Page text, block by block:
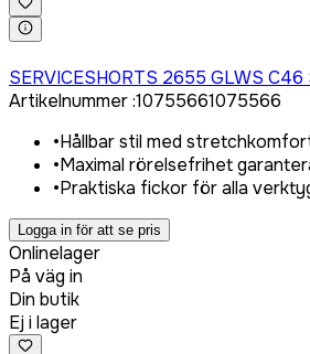
SERVICESHORTS 2655 GLWS C46
Artikelnummer:10755661075566
•Hållbar stil med
•Maximal rörelsefrihet
•Praktiska fickor för alla
Logga in för att se pris
Onlinelager
På väg in
Din butik
Ej i lager